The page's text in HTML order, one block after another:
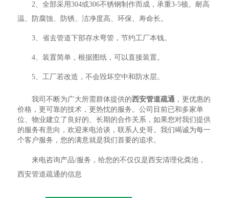
2、全部采用304或306不锈钢制作而成，承重3-5顿。耐高
温、防腐蚀、防锈、洁净度高、环保、寿命长。
3、省去管道下部存水弯管，节约工厂本钱。
4、装置简单，根据图纸，可以直接装置。
5、工厂若改造，不会毁坏空中和防水层。
我司不断为广大所需群体提供的西安管道疏通 ，更优惠的
价格，更可靠的技术，更热忱的服务。公司目前已和多家单
位、物业建立了良好的、长期的合作关系，如果您对我们提供
的服务有意向，欢迎来电洽谈，联系人史哥。我们竭诚为每一
个客户服务，您的满意就是我们首要的追求。
来电咨询产品/服务，给您的不仅仅是西安清理化粪池，
西安管道疏通的信息